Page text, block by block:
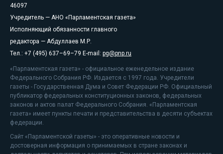
46097
Учредитель — АНО «Парламентская газета»
Исполняющий обязанности главного
редактора — Абдуллаев М.Р.
Тел.: +7 (495) 637–69–79 E-mail: pg@pnp.ru
«Парламентская газета» - официальное еженедельное издание
Федерального Собрания РФ. Издается с 1997 года. Учредители
газеты - Государственная Дума и Совет Федерации РФ. Официальный
публикатор федеральных конституционных законов, федеральных
законов и актов палат Федерального Собрания. «Парламентская
газета» имеет пункты печати и представительства в десяти субъектах
федерации.
Сайт «Парламентской газеты» - это оперативные новости и
достоверная информация о принимаемых в стране законах и